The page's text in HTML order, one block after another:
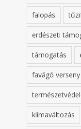
falopás
erdészeti
támogatás
favágó verseny
klímaváltozás